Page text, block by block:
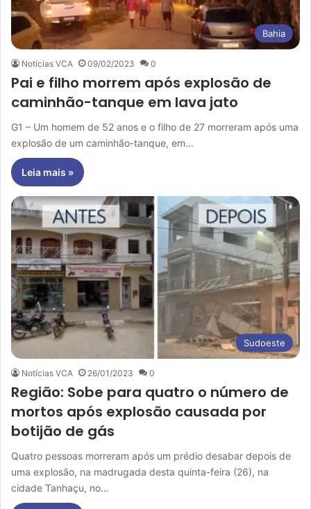
Bahia
Notícias VCA 09/02/2023 0
Pai e filho morrem após explosão de
caminhão-tanque em lava jato
G1 – Um homem de 52 anos e o filho de 27 morreram após uma
explosão de um caminhão-tanque, em…
Leia mais »
Sudoeste
Notícias VCA 26/01/2023 0
Região: Sobe para quatro o número de
mortos após explosão causada por
botijão de gás
Quatro pessoas morreram após um prédio desabar depois de
uma explosão, na madrugada desta quinta-feira (26), na
cidade Tanhaçu, no…